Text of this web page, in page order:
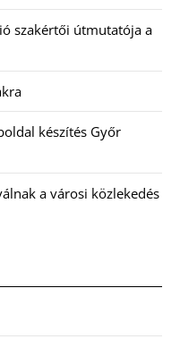
szakértői útmutatója a
készítés Győr
a városi közlekedés